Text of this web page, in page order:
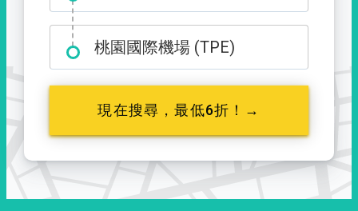
桃園國際機場 (TPE)
現在搜尋，最低6折！→